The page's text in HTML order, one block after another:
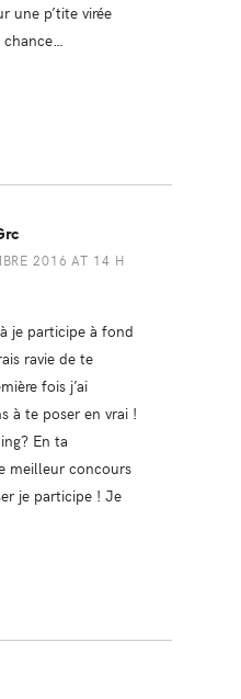
une p’tite virée
2016 AT 14 H
je participe à fond
ravie de te
fois j’ai
à te poser en vrai !
En ta
meilleur concours
je participe ! Je